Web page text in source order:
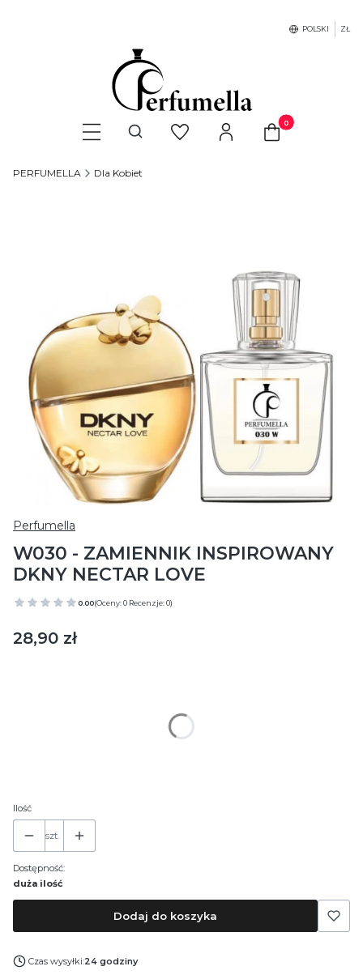
POLSKI ZŁ
Otwórz wyszukiwarkę Produkty w
PERFUMELLA Dla Kobiet
Perfumella
W030 - ZAMIENNIK INSPIROWANY
DKNY NECTAR LOVE
0.00(Oceny: 0 Recenzje: 0)
Cena
28,90 zł
Ilość
szt.
Dostępność:
duża ilość
Dodaj do koszyka
Czas wysyłki:24 godziny